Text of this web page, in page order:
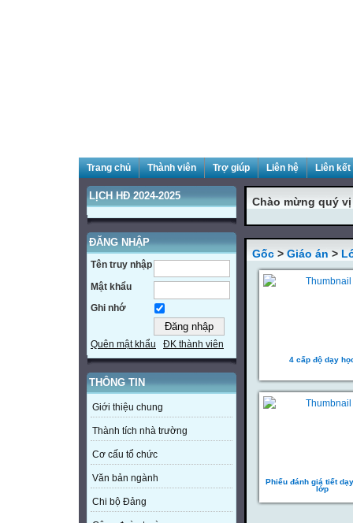
Trang chủ Thành viên Trợ giúp Liên hệ Liên
LỊCH HĐ 2024-2025
ĐĂNG NHẬP
Tên truy nhập
Mật khẩu
Ghi nhớ
Quên mật khẩu ĐK thành viên
THÔNG TIN
Giới thiệu chung
Thành tích nhà trường
Cơ cấu tổ chức
Văn bản ngành
Chi bộ Đảng
Chào mừng quý
Gốc > Giáo án >
4 cấp độ dạy
Phiếu đánh giá tiết
lớp